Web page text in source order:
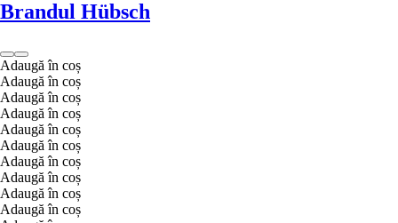
Brandul Hübsch
Adaugă în coș
Adaugă în coș
Adaugă în coș
Adaugă în coș
Adaugă în coș
Adaugă în coș
Adaugă în coș
Adaugă în coș
Adaugă în coș
Adaugă în coș